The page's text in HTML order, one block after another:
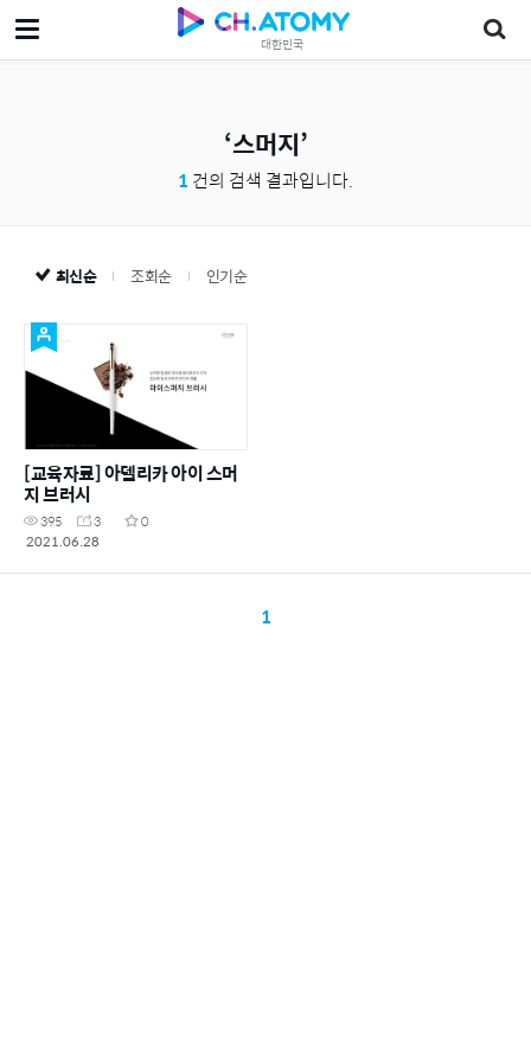
대한민국
스머지
1 건의 검색 결과입니다.
최신순 조회순 인기순
[교육자료] 아델리카 아이 스머
지 브러시
395 3
0
2021.06.28
1